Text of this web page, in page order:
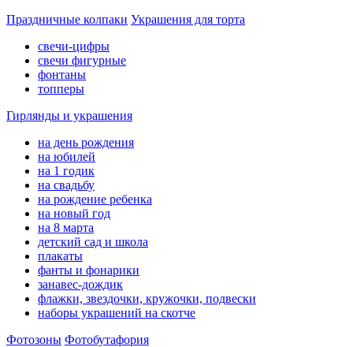
Праздничные колпаки Украшения для торта
свечи-цифры
свечи фигурные
фонтаны
топперы
Гирлянды и украшения
на день рождения
на юбилей
на 1 годик
на свадьбу
на рождение ребенка
на новый год
на 8 марта
детский сад и школа
плакаты
фанты и фонарики
занавес-дождик
флажки, звездочки, кружочки, подвески
наборы украшений на скотче
Фотозоны Фотобутафория